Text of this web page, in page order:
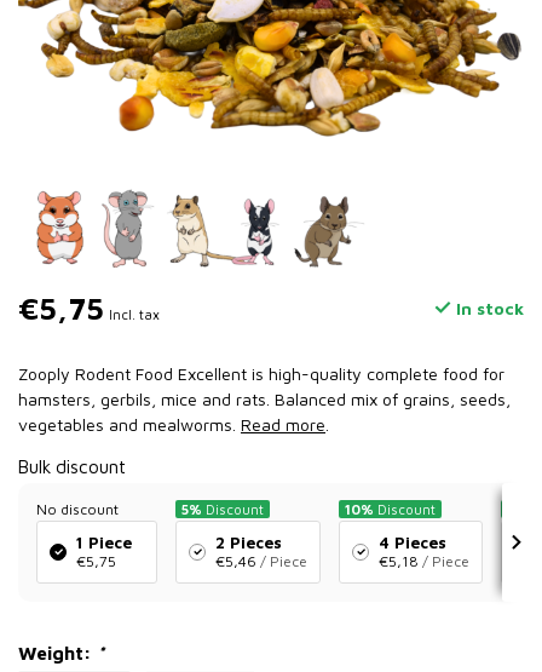
€5,75 Incl. tax In stock
Zooply Rodent Food Excellent is high-quality complete food for
hamsters, gerbils, mice and rats. Balanced mix of grains, seeds,
vegetables and mealworms. Read more
Bulk discount
No discount
1 Piece
€5,75
5% Discount
2 Pieces
€5,46 / Piece
10% Discount
4 Pieces
€5,18 / Piece
Weight: *